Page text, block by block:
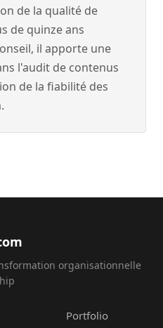
de la qualité de
de quinze ans
il apporte une
l'audit de contenus
de la fiabilité des
organisationnelle
Portfolio